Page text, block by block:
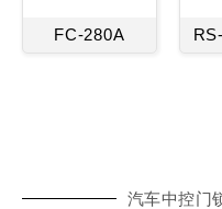
FC-280A
汽车中控门